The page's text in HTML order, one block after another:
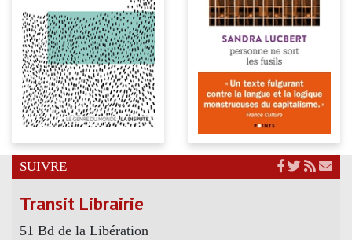
SUIVRE
Transit Librairie
51 Bd de la Libération